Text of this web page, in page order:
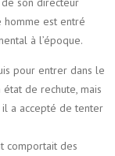
homme est entré
à l’époque.
pour entrer dans le
de rechute, mais
il a accepté de tenter
comportait des